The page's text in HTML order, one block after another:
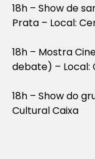
18h – Show de
Prata – Local:
18h – Mostra
debate) – Local:
18h – Show do
Cultural Caixa